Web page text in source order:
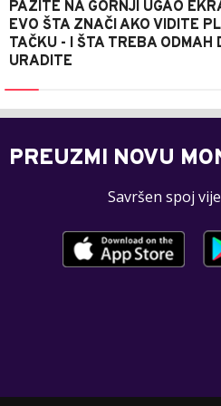
PAZITE NA GORNJI UGAO
EVO ŠTA ZNAČI AKO VIDITE
TAČKU - I ŠTA TREBA ODMAH
URADITE
PREUZMI NOVU
Savršen spoj